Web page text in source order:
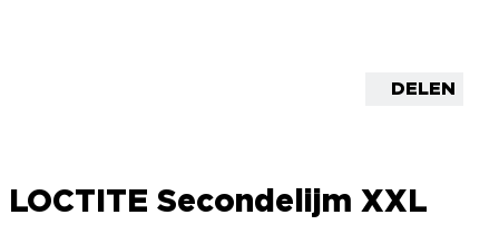
DELEN
LOCTITE Secondelijm XXL